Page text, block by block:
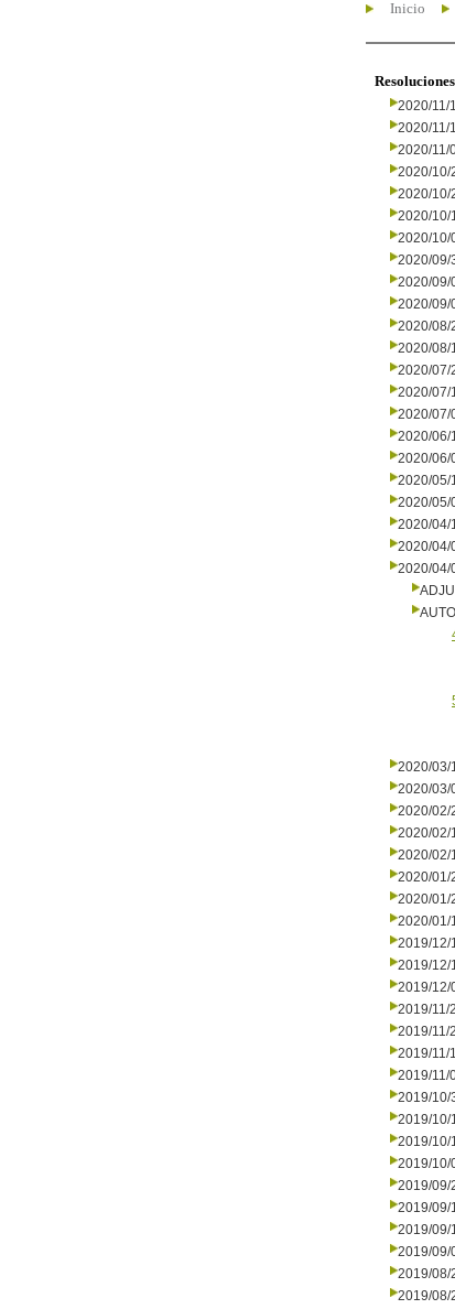
Inicio
2020/11/
2020/11/
2020/11/
2020/10/
2020/10/
2020/10/
2020/10/
2020/09/
2020/09/
2020/09/
2020/08/
2020/08/
2020/07/
2020/07/
2020/07/
2020/06/
2020/06/
2020/05/
2020/05/
2020/04/
2020/04/
2020/04/
2020/03/
2020/03/
2020/02/
2020/02/
2020/02/
2020/01/
2020/01/
2020/01/
2019/12/
2019/12/
2019/12/
2019/11/
2019/11/
2019/11/
2019/11/
2019/10/
2019/10/
2019/10/
2019/10/
2019/09/
2019/09/
2019/09/
2019/09/
2019/08/
2019/08/